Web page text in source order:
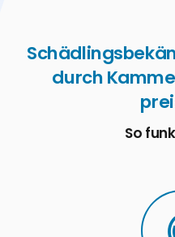
durch
So